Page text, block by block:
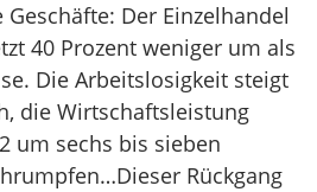
Der Einzelhandel
40 Prozent weniger um als
Die Arbeitslosigkeit steigt
die Wirtschaftsleistung
um sechs bis sieben
Rückgang